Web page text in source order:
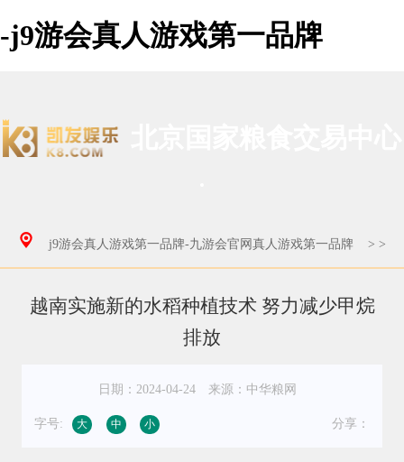
-j9游会真人游戏第一品牌
j9游会真人游戏第一品牌-九游会官网真人游戏第一品牌 > >
越南实施新的水稻种植技术 努力减少甲烷
排放
日期：2024-04-24 来源：中华粮网
字号: 大 中 小 分享：